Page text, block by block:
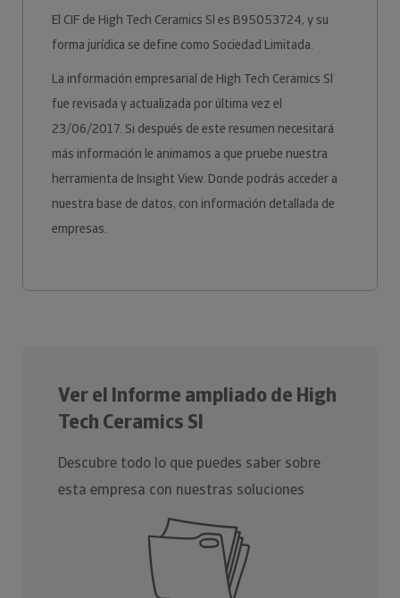
El CIF de High Tech Ceramics Sl es B95053724, y su
forma jurídica se define como Sociedad Limitada.
La información empresarial de High Tech Ceramics Sl
fue revisada y actualizada por última vez el
23/06/2017. Si después de este resumen necesitará
más información le animamos a que pruebe nuestra
herramienta de Insight View. Donde podrás acceder a
nuestra base de datos, con información detallada de
empresas.
Ver el Informe ampliado de High
Tech Ceramics Sl
Descubre todo lo que puedes saber sobre
esta empresa con nuestras soluciones